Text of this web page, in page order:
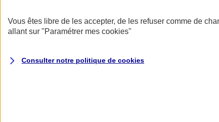
AXA Assurance
Vous êtes libre de les accepter, de les refuser comme de
allant sur "Paramétrer mes cookies"
Consulter notre politique de cookies